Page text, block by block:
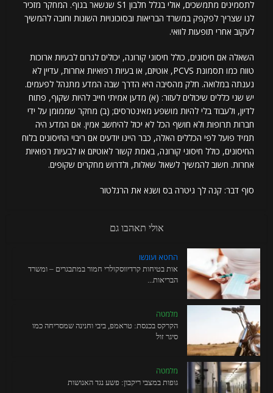
לתסמינים מתמשכים, אולי בגלל חלבון S1 שנשאר בגוף. המחקר מזכיר
לנו שצריך לפקפק במשרד הבריאות ובסוכונויות השונות וחובה להמשיך
לעקוב אחרי תופעות לוואי.
השאלה אם חיסונים, כולל חיסוני קורונה, יכולים לגרום לבעיות ארוכות
טווח כמו תסמונת PCVS, אוטיזם, או בעיות רפואיות אחרות, עדיין לא
נענתה במלואה. חלק מהסיבה היא הדרך שבה המדע מתנהל לפעמים.
יש שני כללים שיכולים לעזור: (א) מדען אמיתי חייב להיות שקוף, פתוח
לדיון, ולעבוד בלי להיות מושפע מאינטרסים; (ב) מחקר שממומן על ידי
חברות תרופות ולא חושף הכל לא יכול להיחשב אמין. אם המדע היה
תמיד פועל לפי הכללים האלה, כבר היינו יודעים אם ריבוי החיסונים בלוח
החיסונים, כולל חיסוני קורונה, באמת קשור לאוטיזם או לבעיות רפואיות
אחרות. חשוב להמשיך לשאול שאלות, ולדרוש מחקרים שקופים.
סוף דבר: קנה לך גיטרה בס ושנא את הרגלטור
אולי תאהבו גם
החטא ועונשו
אות בטיחות קרדיווסקולרי חמור במתבגרים – ומשרד
הבריאות...
מלמטה
הקרקס בכנסת: טראמפ, ביבי וחנינה שמסריחה כמו
סיגר זול
מלמטה
גופות במצבי ריקבון: פשע נגד האנושות